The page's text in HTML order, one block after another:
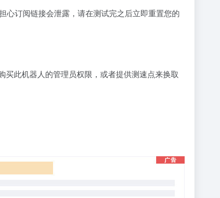
心订阅链接会泄露，请在测试完之后立即重置您的
此机器人的管理员权限，或者提供测速点来换取